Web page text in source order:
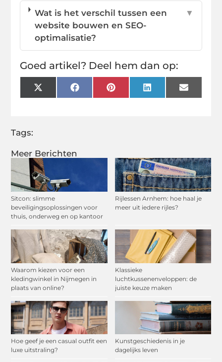
Meer Berichten
Sitcon: slimme
beveiligingsoplossingen voor
thuis, onderweg en op kantoor
Rijlessen Arnhem: hoe haal je
meer uit iedere rijles?
Waarom kiezen voor een
kledingwinkel in Nijmegen in
plaats van online?
Klassieke
luchtkussenenveloppen: de
juiste keuze maken
Hoe geef je een casual outfit een
luxe uitstraling?
Kunstgeschiedenis in je
dagelijks leven
Wat is het verschil tussen een
website bouwen en SEO-
optimalisatie?
▼
Goed artikel? Deel hem dan op:
X
(Twitter)
FacebookPinterestLinkedInEmail
Tags: